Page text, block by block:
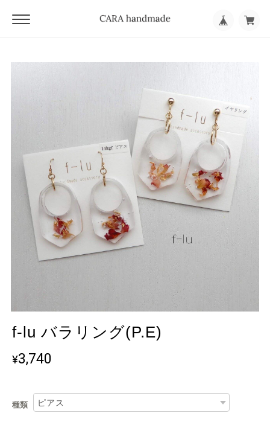
f-lu バラリング(P.E)
¥3,740
種類